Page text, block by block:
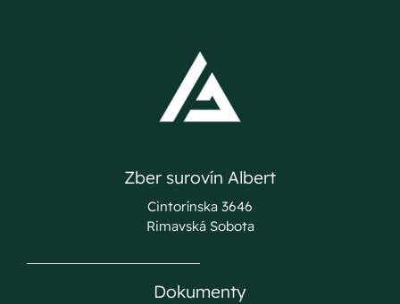
Zber surovín Albert
Cintorínska 3646
Rimavská Sobota
Dokumenty